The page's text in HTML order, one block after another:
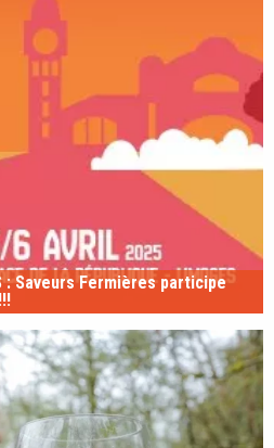
: Saveurs Fermières participe